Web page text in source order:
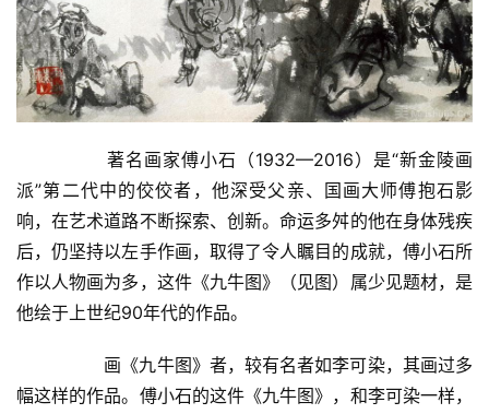
派”第二代中的佼佼者，他深受父亲、国画大师傅抱石影
响，在艺术道路不断探索、创新。命运多舛的他在身体残疾
后，仍坚持以左手作画，取得了令人瞩目的成就，傅小石所
作以人物画为多，这件《九牛图》（见图）属少见题材，是
他绘于上世纪90年代的作品。
幅这样的作品。傅小石的这件《九牛图》，和李可染一样，